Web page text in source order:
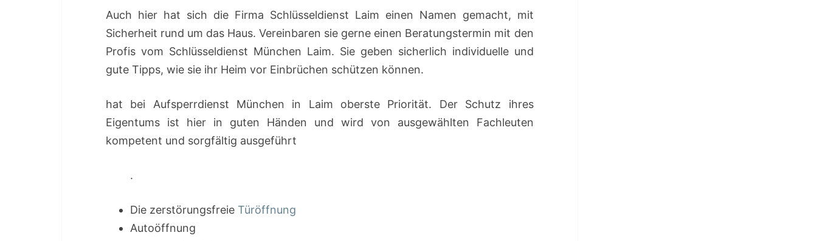
Auch hier hat sich die Firma Schlüsseldienst Laim einen Namen gemacht, mit
Sicherheit rund um das Haus. Vereinbaren sie gerne einen Beratungstermin mit den
Profis vom Schlüsseldienst München Laim. Sie geben sicherlich individuelle und
gute Tipps, wie sie ihr Heim vor Einbrüchen schützen können.
hat bei Aufsperrdienst München in Laim oberste Priorität. Der Schutz ihres
Eigentums ist hier in guten Händen und wird von ausgewählten Fachleuten
kompetent und sorgfältig ausgeführt
.
Die zerstörungsfreie Türöffnung
Autoöffnung